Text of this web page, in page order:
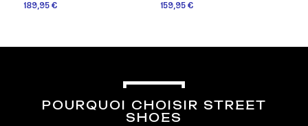
189,95 € 159,95 €
POURQUOI CHOISIR STREET
SHOES